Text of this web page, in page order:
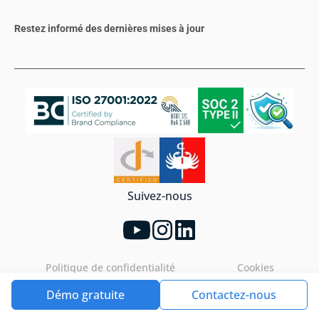
Démo gratuite Contactez-nous
Restez informé des dernières mises à jour
Suivez-nous
Politique de confidentialité Cookies
Tools4ever©2026. All rights reserved.